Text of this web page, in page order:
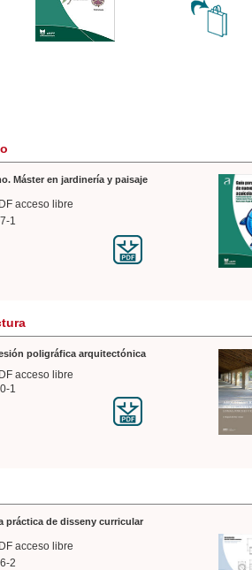
Máster en jardinería y paisaje
acceso libre
1
poligráfica arquitectónica
acceso libre
1
práctica de disseny curricular
acceso libre
2